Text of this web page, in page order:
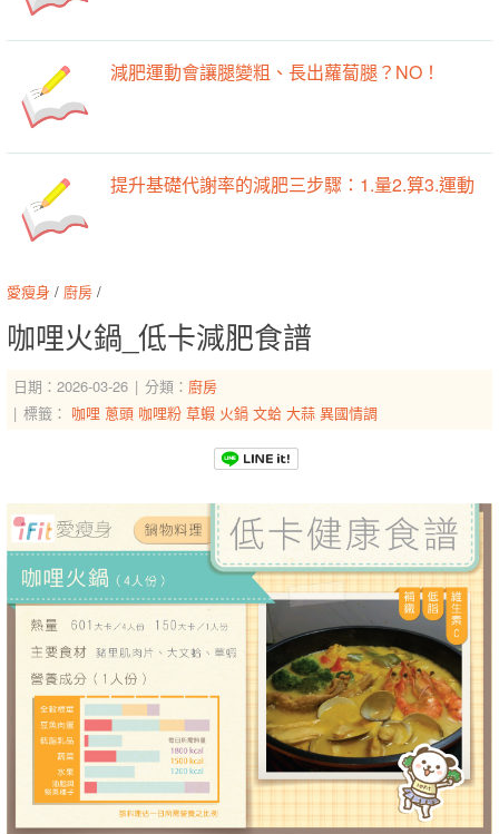
減肥運動會讓腿變粗、長出蘿蔔腿？NO！
提升基礎代謝率的減肥三步驟：1.量2.算3.運動
愛瘦身 / 廚房 /
咖哩火鍋_低卡減肥食譜
日期：2026-03-26 分類： 廚房
標籤： 咖哩 蔥頭 咖哩粉 草蝦 火鍋 文蛤 大蒜 異國情調